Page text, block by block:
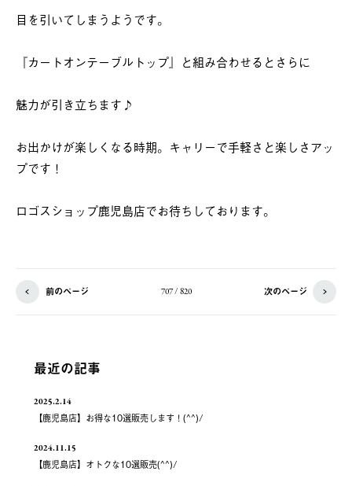
目を引いてしまうようです。
『カートオンテーブルトップ』と組み合わせるとさらに
魅力が引き立ちます♪
お出かけが楽しくなる時期。キャリーで手軽さと楽しさアッ
プです！
ロゴスショップ鹿児島店でお待ちしております。
前のページ 707 / 820 次のページ
最近の記事
2025.2.14
【鹿児島店】お得な10選販売します！(^^)/
2024.11.15
【鹿児島店】オトクな10選販売(^^)/